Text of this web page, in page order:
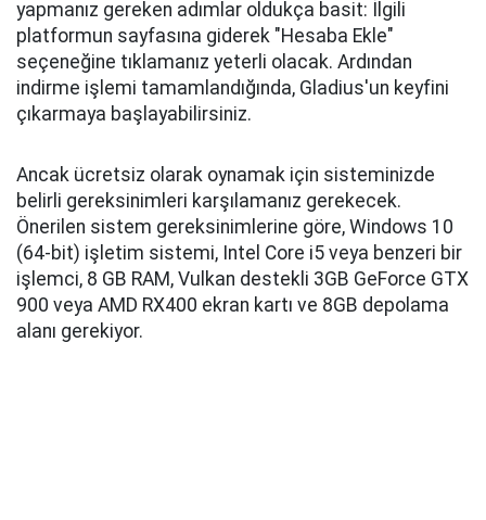
yapmanız gereken adımlar oldukça basit: İlgili
platformun sayfasına giderek "Hesaba Ekle"
seçeneğine tıklamanız yeterli olacak. Ardından
indirme işlemi tamamlandığında, Gladius'un keyfini
çıkarmaya başlayabilirsiniz.
Ancak ücretsiz olarak oynamak için sisteminizde
belirli gereksinimleri karşılamanız gerekecek.
Önerilen sistem gereksinimlerine göre, Windows 10
(64-bit) işletim sistemi, Intel Core i5 veya benzeri bir
işlemci, 8 GB RAM, Vulkan destekli 3GB GeForce GTX
900 veya AMD RX400 ekran kartı ve 8GB depolama
alanı gerekiyor.